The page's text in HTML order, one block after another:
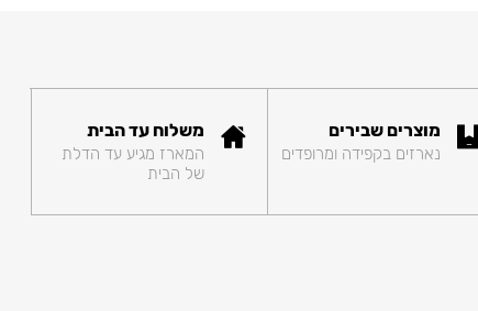
מוצרים שבירים
נארזים בקפידה ומרופדים
משלוח עד הבית
המארז מגיע עד הדלת
של הבית